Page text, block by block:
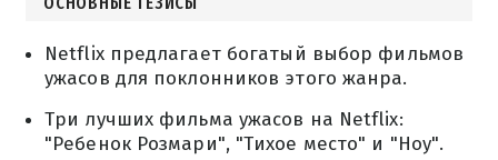
Netflix предлагает богатый выбор фильмов
ужасов для поклонников этого жанра.
Три лучших фильма ужасов на Netflix:
"Ребенок Розмари", "Тихое место" и "Ноу".